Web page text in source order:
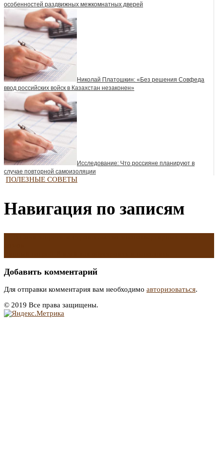
особенностей раздвижных межкомнатных дверей
Николай Платошкин: «Без решения Совфеда
ввод российских войск в Казахстан незаконен»
Исследование: Что россияне планируют в
случае повторной самоизоляции
ПОЛЕЗНЫЕ СОВЕТЫ
Навигация по записям
Добавить комментарий
Для отправки комментария вам необходимо авторизоваться.
© 2019 Все права защищены.